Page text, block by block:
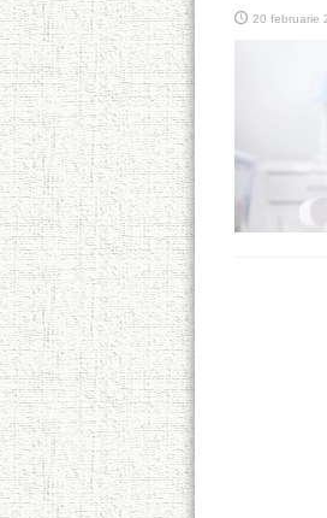
20 februarie